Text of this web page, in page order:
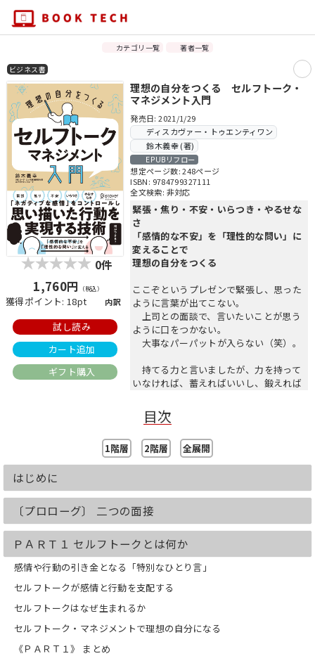
カテゴリ一覧 著者一覧
ビジネス書
0件
1,760円 （税込）
獲得ポイント: 18pt 内訳
試し読み
カート追加
ギフト購入
理想の自分をつくる セルフトーク・
マネジメント入門
発売日: 2021/1/29
ディスカヴァー・トゥエンティワン
鈴木義幸 (著)
EPUBリフロー
想定ページ数: 248ページ
ISBN: 9784799327111
全文検索: 非対応
緊張・焦り・不安・いらつき・やるせな
さ
「感情的な不安」を「理性的な問い」に
変えることで
理想の自分をつくる
ここぞというプレゼンで緊張し、思った
ように言葉が出てこない。
上司との面談で、言いたいことが思う
ように口をつかない。
大事なパーパットが入らない（笑）。
持てる力と言いましたが、力を持って
いなければ、蓄えればいいし、鍛えれば
しかし、力は持っている（はず）なの
に、それが十分に発揮できない。
そんな悔しいことはありません。
みなさんにも、そんな体験はあるでしょ
持てる力を存分に発揮でなかった体
験。
本書では、持てる力を十分に活かしき
れない原因として、自分の内側における
自分自身との対話（セルフトーク）に着
目しました。
人は、意識するしないにかかわらず、
終始、自分自身との対話を内側で繰り広
げています。
自分に言葉を投げかけ、問いかけ、そ
こに答えをつくりだそうとする。
目次
1階層 2階層 全展開
はじめに
〔プロローグ〕 二つの面接
ＰＡＲＴ１ セルフトークとは何か
感情や行動の引き金となる「特別なひとり言」
セルフトークが感情と行動を支配する
セルフトークはなぜ生まれるか
セルフトーク・マネジメントで理想の自分になる
《ＰＡＲＴ１》 まとめ